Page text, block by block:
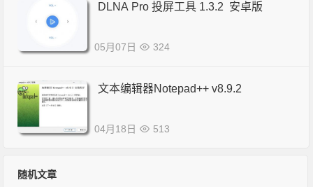
DLNA Pro 投屏工具 1.3.2 安卓版
05月07日 324
文本编辑器Notepad++ v8.9.2
04月18日 513
随机文章